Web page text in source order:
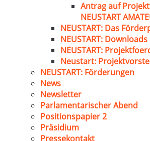
Antrag auf
NEUSTART
NEUSTART: Das
NEUSTART:
NEUSTART:
Neustart:
NEUSTART: Förderungen
News
Newsletter
Parlamentarischer Abend
Positionspapier 2
Präsidium
Pressekontakt